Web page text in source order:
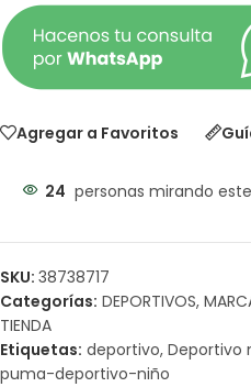
Agregar a Favoritos
24 personas mirando
SKU: 38738717
Categorías: DEPORTIVOS,
TIENDA
Etiquetas: deportivo, Deportivo
puma-deportivo-niño